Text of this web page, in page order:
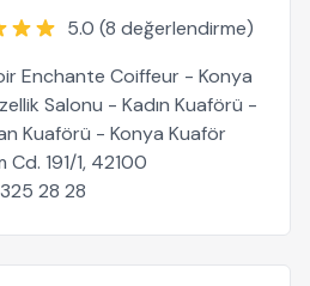
5.0 (8 değerlendirme)
Enchante Coiffeur - Konya
Salonu - Kadın Kuaförü -
Kuaförü - Konya Kuaför
191/1, 42100
28 28